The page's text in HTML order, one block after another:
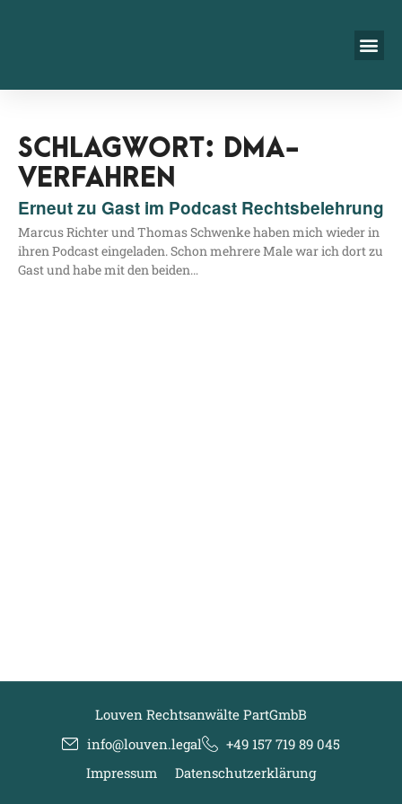
SCHLAGWORT: DMA-
VERFAHREN
Erneut zu Gast im Podcast Rechtsbelehrung
Mar­cus Rich­ter und Tho­mas Schwen­ke haben mich wie­der in
ihren Pod­cast ein­ge­la­den. Schon meh­re­re Male war ich dort zu
Gast und habe mit den beiden…
Louven Rechtsanwälte PartGmbB
info@louven.legal
+49 157 719 89 045
Impressum
Datenschutzerklärung